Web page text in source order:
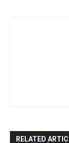
RELATED